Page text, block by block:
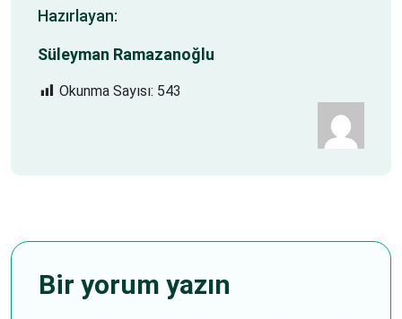
Hazırlayan:
Süleyman Ramazanoğlu
Okunma Sayısı: 543
Bir yorum yazın